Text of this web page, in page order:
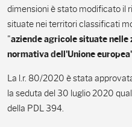
dimensioni è stato modificato il
situate nei territori classificati
"aziende agricole situate nelle
normativa dell'Unione
La l.r. 80/2020 è stata
la seduta del 30 luglio 2020
della PDL 394.